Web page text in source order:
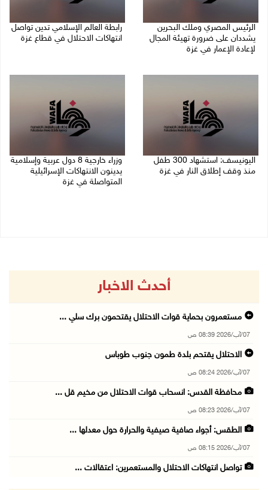
الرئيس المصري وملك البحرين
يشددان على ضرورة تهيئة المجال
لإعادة الإعمار في غزة
رابطة العالم الإسلامي تدين تواصل
انتهاكات الاحتلال في قطاع غزة
اليونيسف: استشهاد 300 طفل
منذ وقف إطلاق النار في غزة
وزراء خارجية 8 دول عربية وإسلامية
يدينون الانتهاكات الإسرائيلية
المتواصلة في غزة
أحدث الاخبار
مستعمرون بحماية قوات الاحتلال يقتحمون برك سلي ...
07/آب/2026 08:39 ص
الاحتلال يقتحم بلدة طمون جنوب طوباس
07/آب/2026 08:24 ص
محافظة القدس: انسحاب قوات الاحتلال من مخيم قل ...
07/آب/2026 08:23 ص
الطقس: أجواء صافية صيفية والحرارة حول معدلها ...
07/آب/2026 08:15 ص
تواصل انتهاكات الاحتلال والمستعمرين: اعتقالات ...